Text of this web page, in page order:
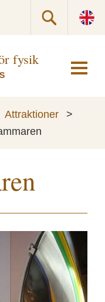
fysik
Attraktioner
>